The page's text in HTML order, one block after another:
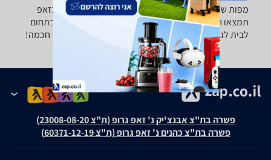
מפות שולחן -נמצאו 0 מוצרים. מחפש מפת שולחן? רק בזאפ
תמצאו חוות דעת, השוואת מחירים ביותר מאלף חנויות בתחום
לבית לגן ולמשרד וכל המידע הנחוץ עבור קבלת החלטה חכמה!
פשרה בת"צ אבנצ'יק נ' זאפ גרופ (ת"צ 23008-08-20)
פשרה בת"צ כהנים נ' זאפ גרופ (ת"צ 60371-12-19)